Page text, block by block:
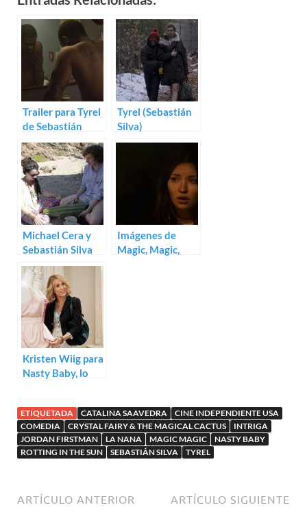
Trailer para Tyrel
de Sebastián
Silva
Tyrel (Sebastián
Silva)
Michael Cera y
Sebastián Silva
juntos de nuevo:
Trailer de Crystal
Fairy
Imágenes de
Magic, Magic,
Kristen Wiig para
Nasty Baby, lo
ETIQUETADA CATALINA SAAVEDRA
CINE INDEPENDIENTE USA
COMEDIA
CRYSTAL FAIRY & THE MAGICAL CACTUS
INTRIGA
JORDAN FIRSTMAN
LA NANA MAGIC MAGIC
NASTY BABY
ROTTING IN THE SUN
SEBASTIÁN SILVA TYREL
ARTÍCULO ANTERIOR ARTÍCULO SIGUIENTE